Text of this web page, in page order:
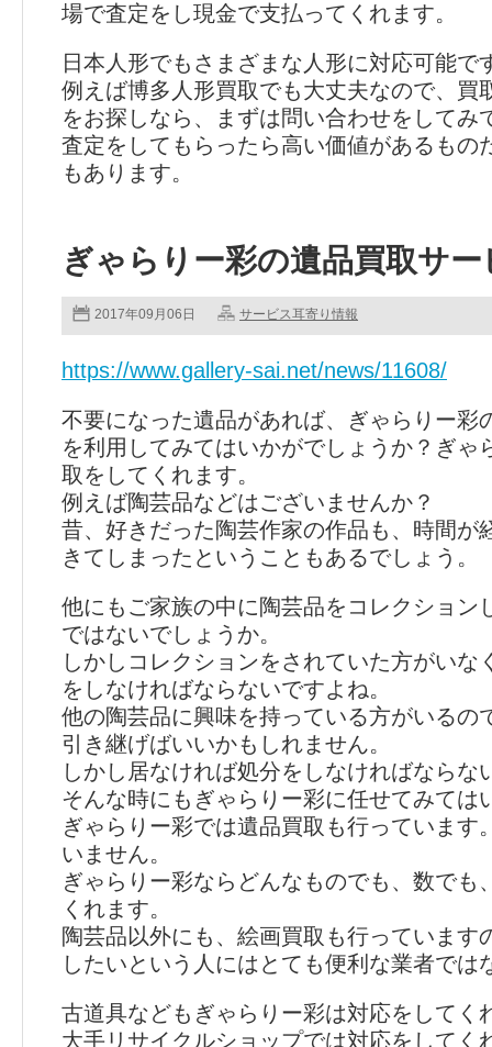
場で査定をし現金で支払ってくれます。
日本人形でもさまざまな人形に対応可能で
例えば博多人形買取でも大丈夫なので、買
をお探しなら、まずは問い合わせをしてみ
査定をしてもらったら高い価値があるもの
もあります。
ぎゃらりー彩の遺品買取サー
2017年09月06日 サービス耳寄り情報
https://www.gallery-sai.net/news/11608/
不要になった遺品があれば、ぎゃらりー彩
を利用してみてはいかがでしょうか？ぎゃ
取をしてくれます。
例えば陶芸品などはございませんか？
昔、好きだった陶芸作家の作品も、時間が
きてしまったということもあるでしょう。
他にもご家族の中に陶芸品をコレクション
ではないでしょうか。
しかしコレクションをされていた方がいな
をしなければならないですよね。
他の陶芸品に興味を持っている方がいるの
引き継げばいいかもしれません。
しかし居なければ処分をしなければならな
そんな時にもぎゃらりー彩に任せてみては
ぎゃらりー彩では遺品買取も行っています
いません。
ぎゃらりー彩ならどんなものでも、数でも
くれます。
陶芸品以外にも、絵画買取も行っています
したいという人にはとても便利な業者では
古道具などもぎゃらりー彩は対応をしてく
大手リサイクルショップでは対応をしてく